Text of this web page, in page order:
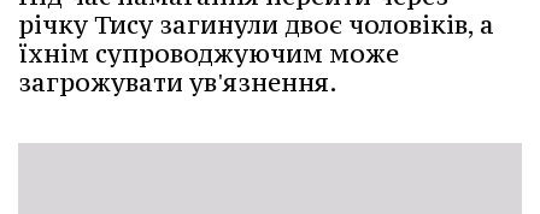
річку Тису загинули двоє чоловіків, а
їхнім супроводжуючим може
загрожувати ув'язнення.